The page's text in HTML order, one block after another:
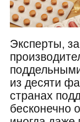
Эксперты,
из десяти
странах
бесконечно